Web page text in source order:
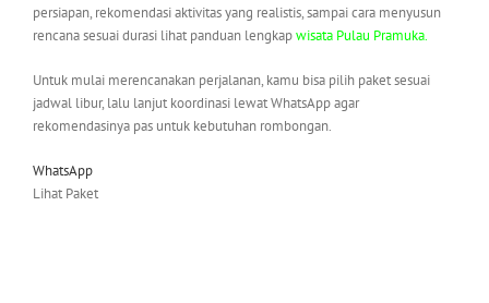
persiapan, rekomendasi aktivitas yang realistis, sampai cara menyusun
rencana sesuai durasi lihat panduan lengkapwisata Pulau Pramuka.
Untuk mulai merencanakan perjalanan, kamu bisa pilih paket sesuai
jadwal libur, lalu lanjut koordinasi lewat WhatsApp agar
rekomendasinya pas untuk kebutuhan rombongan.
WhatsApp
Lihat Paket